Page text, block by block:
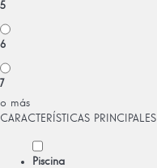
5
6
7
o más
CARACTERÍSTICAS PRINCIPALES
Piscina